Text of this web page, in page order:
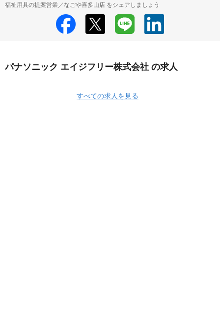
福祉用具の提案営業／なごや喜多山店 をシェアしましょう
パナソニック エイジフリー株式会社 の求人
すべての求人を見る